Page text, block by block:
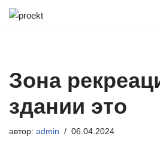
Зона
здании это
автор: admin 06.04.2024